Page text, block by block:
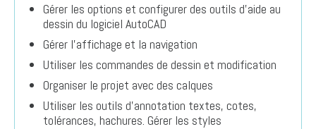
Gérer les options et configurer des outils d’aide au
dessin du logiciel AutoCAD
Gérer l’affichage et la navigation
Utiliser les commandes de dessin et modification
Organiser le projet avec des calques
Utiliser les outils d’annotation textes, cotes,
tolérances, hachures. Gérer les styles